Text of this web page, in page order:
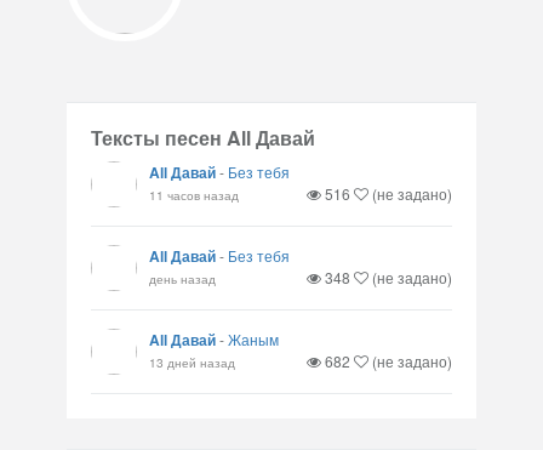
Тексты песен All Давай
All Давай- Без тебя
11 часов назад 516 (не задано)
All Давай- Без тебя
день назад 348 (не задано)
All Давай-Жаным
13 дней назад 682 (не задано)